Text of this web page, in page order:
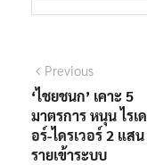
แนะแนว
เรื่อง
PreviousPrevious
post:
‘ไชยชนก’ เคาะ 5
มาตรการ หนุน ไรเด
อร์-ไดรเวอร์ 2 แสน
รายเข้าระบบ